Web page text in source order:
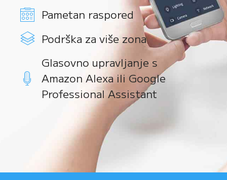
Pametan raspored
Podrška za više zona
Glasovno upravljanje s
Amazon Alexa ili Google
Professional Assistant